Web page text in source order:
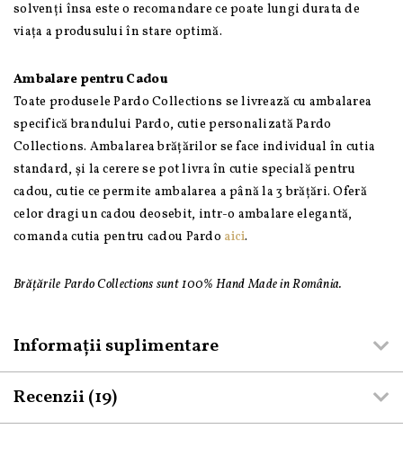
solvenți însa este o recomandare ce poate lungi durata de
viața a produsului în stare optimă.
Ambalare pentru Cadou
Toate produsele Pardo Collections se livrează cu ambalarea
specifică brandului Pardo, cutie personalizată Pardo
Collections. Ambalarea brățărilor se face individual în cutia
standard, și la cerere se pot livra în cutie specială pentru
cadou, cutie ce permite ambalarea a până la 3 brățări. Oferă
celor dragi un cadou deosebit, intr-o ambalare elegantă,
comanda cutia pentru cadou Pardo aici.
Brățările Pardo Collections sunt 100% Hand Made in România.
Informații suplimentare
Recenzii (19)